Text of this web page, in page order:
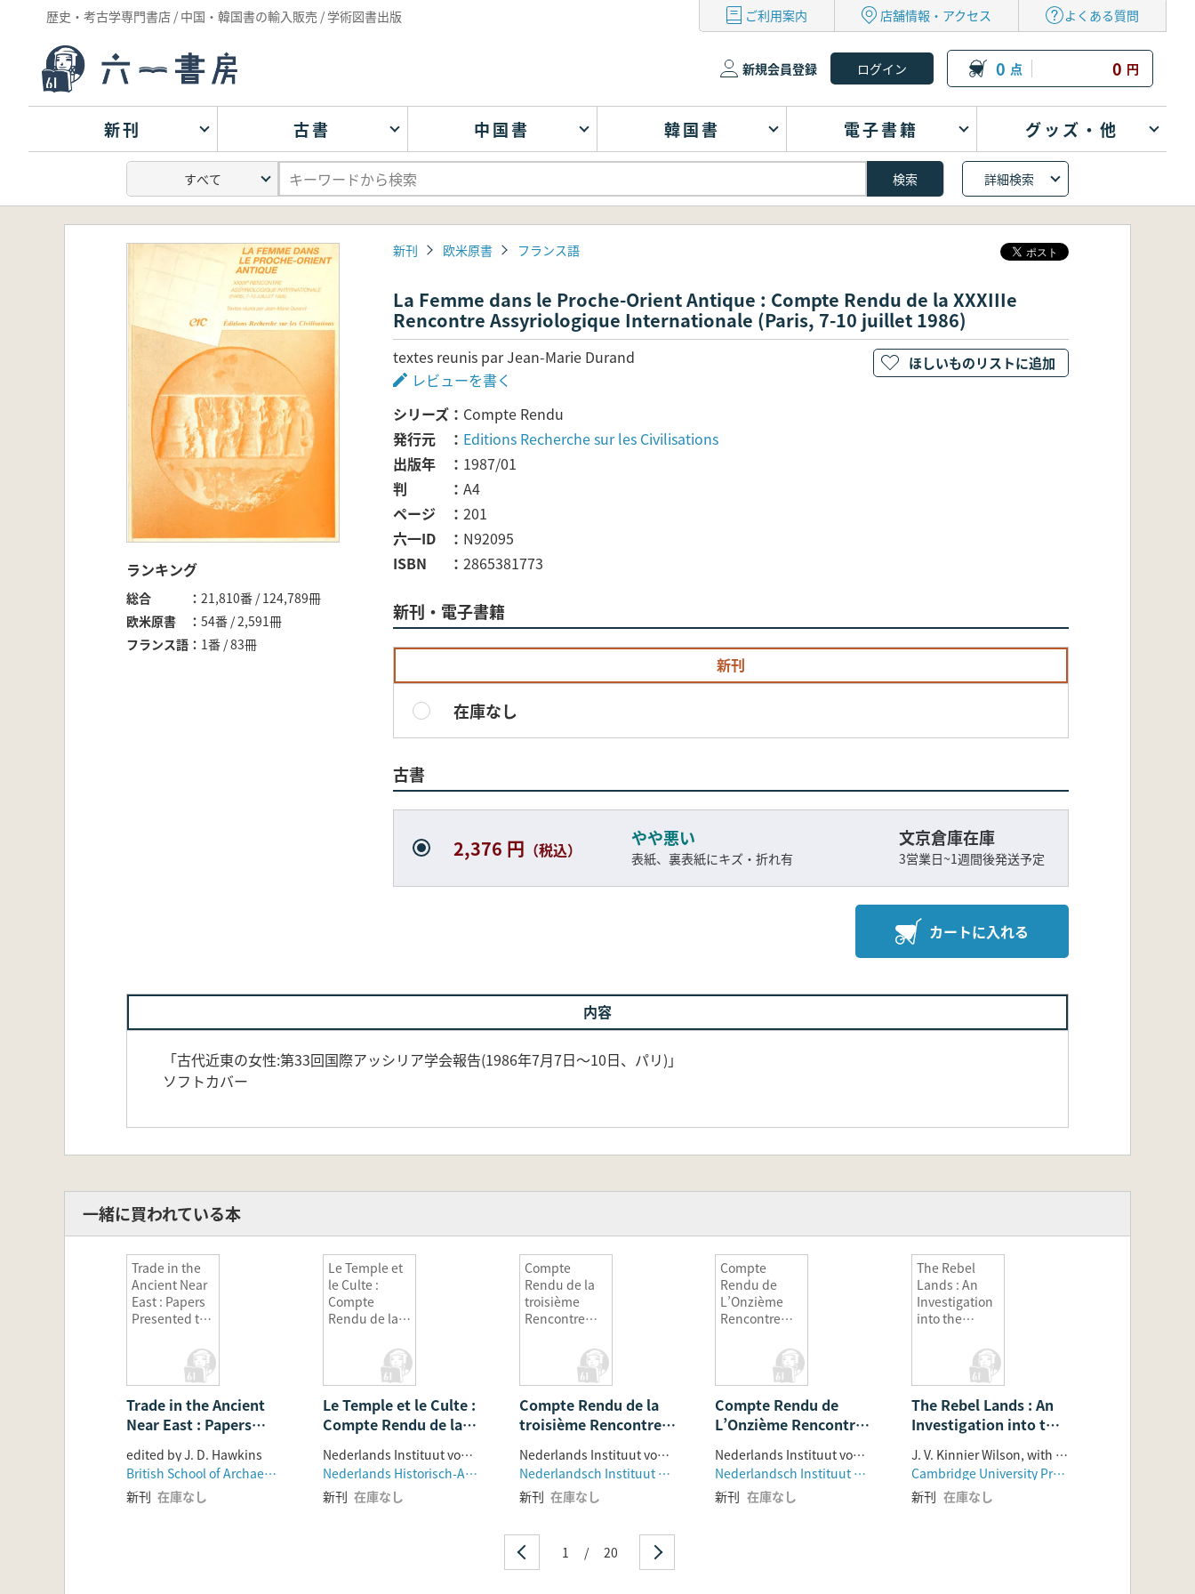
歴史・考古学専門書店 / 中国・韓国書の輸入販売 / 学術図書出版 ご利用案内 店舗情報・アクセス よくある質問
新規会員登録 0 点 0 円
新刊 古書 中国書 韓国書 電子書籍 グッズ・他
詳細検索
ランキング
総合
21,810番 / 124,789冊
欧米原書
54番 / 2,591冊
フランス語
1番 / 83冊
新刊 欧米原書 フランス語
La Femme dans le Proche-Orient Antique : Compte Rendu de la XXXIIIe
Rencontre Assyriologique Internationale (Paris, 7-10 juillet 1986)
textes reunis par Jean-Marie Durand
レビューを書く
シリーズ
Compte Rendu
発行元
Editions Recherche sur les Civilisations
出版年
1987/01
判
A4
ページ
201
六一ID
N92095
ISBN
2865381773
新刊・電子書籍
新刊
在庫なし
古書
2,376 円 （税込）
やや悪い
表紙、裏表紙にキズ・折れ有
文京倉庫在庫
3営業日~1週間後発送予定
カートに入れる
ほしいものリストに追加
内容
「古代近東の女性:第33回国際アッシリア学会報告(1986年7月7日～10日、パリ)」
ソフトカバー
一緒に買われている本
Trade in the
Ancient Near
East : Papers
Presented to
Assyriologiqu
e
International
e, University
of
Birmingham,
5-9 July, 1976
Trade in the Ancient
Near East : Papers
Presented to the XXIII
Recontre
Assyriologique
Internationale,
edited by J. D. Hawkins
British School of Archaeology in Iraq
新刊 在庫なし
Le Temple et
le Culte :
Compte
Rendu de la
Rencontre
Assyriologiqu
e
International
e : Organisée
à Leiden du 3
au 7 Juillet
1972 sous les
Auspices du
Nederlands
Le Temple et le Culte :
Compte Rendu de la
Vingtième Rencontre
Assyriologique
Internationale :
Organisée à Leiden du
Nederlands Instituut voor het Nabije Oosten
Nederlands Historisch-Archeologisch Instituut
新刊 在庫なし
Compte
Rendu de la
troisième
Rencontre
international
e
Compte Rendu de la
troisième Rencontre
assyriologique
internationale
Nederlands Instituut voor het Nabije Oosten
Nederlandsch Instituut voor het Nabije Oosten
新刊 在庫なし
Compte
Rendu de
L’Onzième
Rencontre
International
e
Compte Rendu de
L’Onzième Rencontre
Assyriologique
Internationale
Nederlands Instituut voor het Nabije Oosten
Nederlandsch Instituut voor het Nabije Oosten
新刊 在庫なし
The Rebel
Lands : An
Investigation
into the
Mesopotamia
n Mythology
The Rebel Lands : An
Investigation into the
Origins of Early
Mesopotamian
Mythology
J. V. Kinnier Wilson, with the assistance of Herman Vanstiphout
Cambridge University Press
新刊 在庫なし
1 / 20